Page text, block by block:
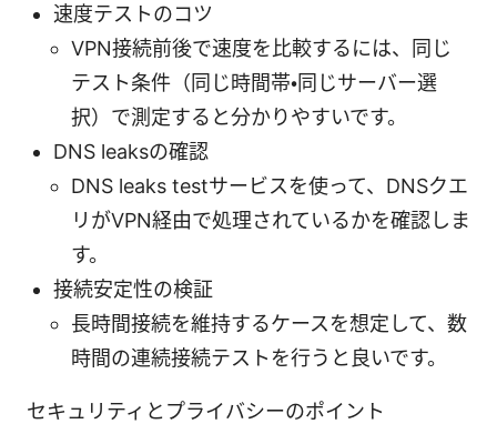
速度テストのコツ
VPN接続前後で速度を比較するには、同じ
テスト条件（同じ時間帯・同じサーバー選
択）で測定すると分かりやすいです。
DNS leaksの確認
DNS leaks testサービスを使って、DNSクエ
リがVPN経由で処理されているかを確認しま
す。
接続安定性の検証
長時間接続を維持するケースを想定して、数
時間の連続接続テストを行うと良いです。
セキュリティとプライバシーのポイント